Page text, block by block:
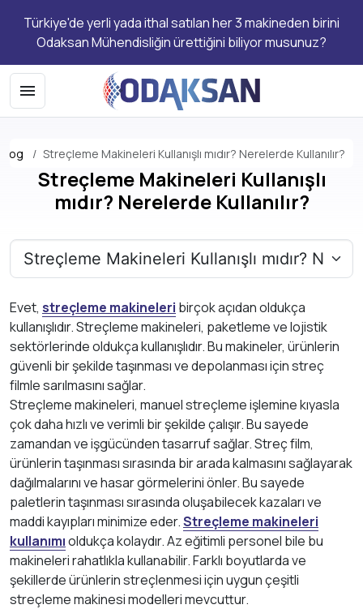
Türkiye'de yerli yada ithal satılan her 3 makineden birini
Odaksan Mühendisliğin ürettiğini biliyor musunuz?
Blog Streçleme Makineleri Kullanışlı mıdır? Nerelerde Kullanılır?
Streçleme Makineleri Kullanışlı
mıdır? Nerelerde Kullanılır?
Evet, streçleme makineleri birçok açıdan oldukça
kullanışlıdır. Streçleme makineleri, paketleme ve lojistik
sektörlerinde oldukça kullanışlıdır. Bu makineler, ürünlerin
güvenli bir şekilde taşınması ve depolanması için streç
filmle sarılmasını sağlar.
Streçleme makineleri, manuel streçleme işlemine kıyasla
çok daha hızlı ve verimli bir şekilde çalışır. Bu sayede
zamandan ve işgücünden tasarruf sağlar. Streç film,
ürünlerin taşınması sırasında bir arada kalmasını sağlayarak
dağılmalarını ve hasar görmelerini önler. Bu sayede
paletlerin taşınması sırasında oluşabilecek kazaları ve
maddi kayıpları minimize eder.Streçleme makineleri
kullanımıoldukça kolaydır. Az eğitimli personel bile bu
makineleri rahatlıkla kullanabilir. Farklı boyutlarda ve
şekillerde ürünlerin streçlenmesi için uygun çeşitli
streçleme makinesi modelleri mevcuttur.